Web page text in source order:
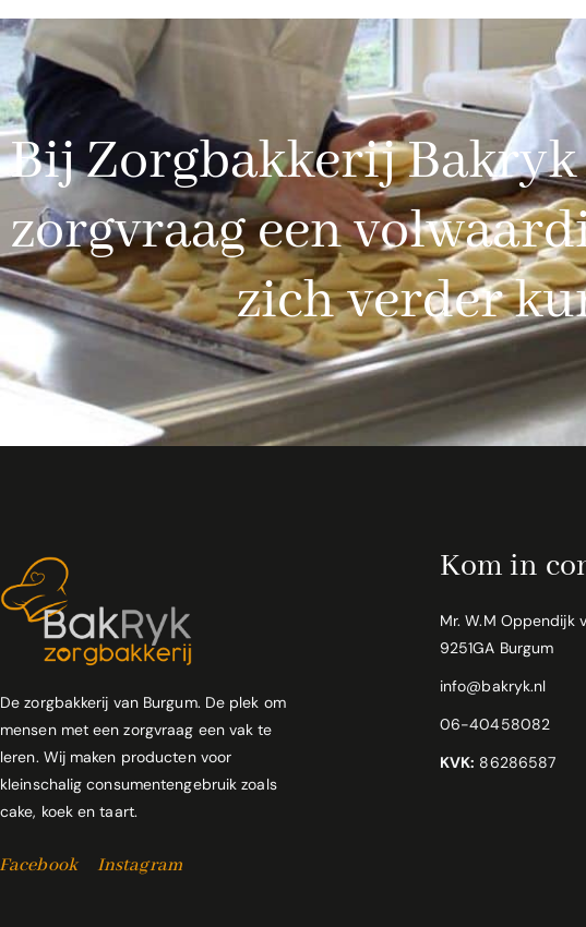
Bij Zorgbakkerij
zorgvraag een
zich verder
De zorgbakkerij van Burgum. De plek om
mensen met een zorgvraag een vak te
leren. Wij maken producten voor
kleinschalig consumentengebruik zoals
cake, koek en taart.
Facebook Instagram
Kom in
Mr. W.M Oppendijk
9251GA Burgum
info@bakryk.nl
06-40458082
KVK: 86286587